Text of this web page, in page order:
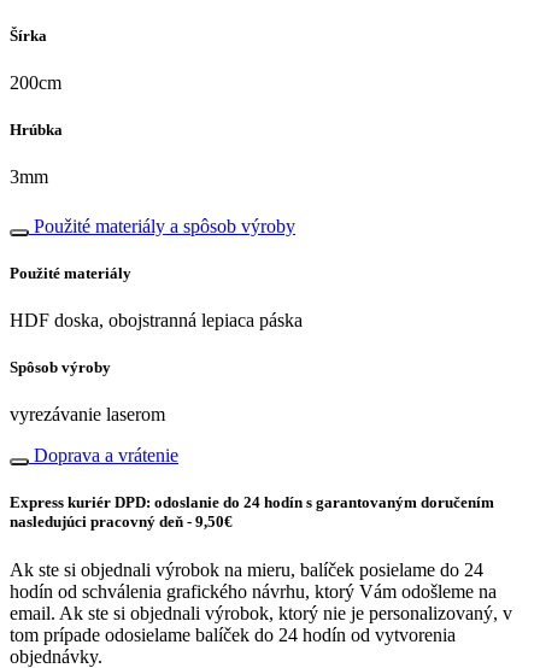
Šírka
200cm
Hrúbka
3mm
Použité materiály a spôsob výroby
Použité materiály
HDF doska, obojstranná lepiaca páska
Spôsob výroby
vyrezávanie laserom
Doprava a vrátenie
Express kuriér DPD: odoslanie do 24 hodín s garantovaným doručením
nasledujúci pracovný deň - 9,50€
Ak ste si objednali výrobok na mieru, balíček posielame do 24
hodín od schválenia grafického návrhu, ktorý Vám odošleme na
email. Ak ste si objednali výrobok, ktorý nie je personalizovaný, v
tom prípade odosielame balíček do 24 hodín od vytvorenia
objednávky.